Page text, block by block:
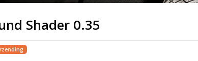
Shader 0.35